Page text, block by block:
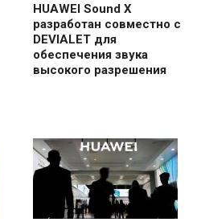
HUAWEI Sound X
разработан совместно с
DEVIALET для
обеспечения звука
высокого разрешения